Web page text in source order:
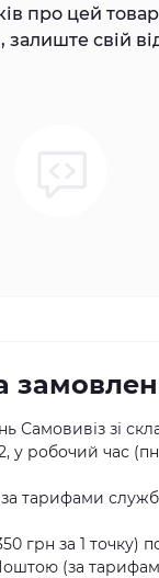
про цей
свій
Самовивіз зі
у робочий час
тарифами служб
грн за 1 точку)
(за